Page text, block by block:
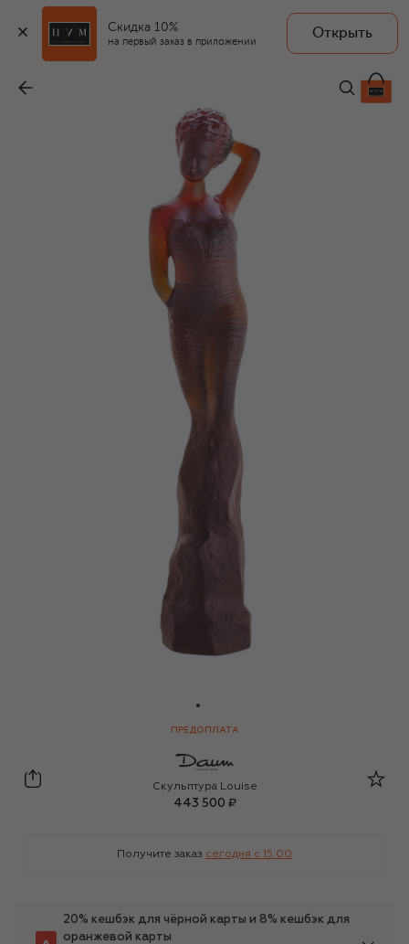
Скидка 10%
на первый заказ в приложении
Открыть
443 500 ₽
ПРЕДОПЛАТА
Daum
Скульптура Louise
443 500 ₽
Получите заказ сегодня c 15:00
20% кешбэк для чёрной карты и 8% кешбэк для
оранжевой карты